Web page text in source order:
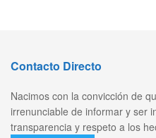
Contacto Directo
Nacimos con la convicción de
irrenunciable de informar y ser
transparencia y respeto a los